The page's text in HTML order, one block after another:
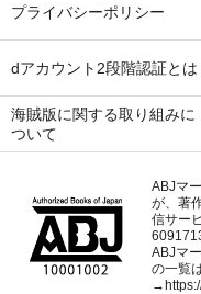
プライバシーポリシー
dアカウント2段階認証とは
海賊版に関する取り組みに
ついて
ABJマ
が、著
信サー
ABJマ
の一覧
→